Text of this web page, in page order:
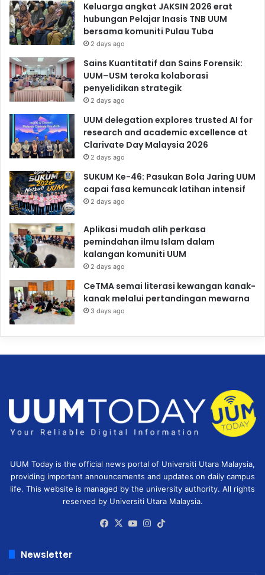
Keluarga angkat JAKSIN 2026 erat
hubungan Pelajar Inasis TNB UUM
bersama komuniti Pulau Tuba
2 days ago
Sains Kuantitatif dan Sains Forensik:
UUM–USM teroka kolaborasi
penyelidikan strategik
2 days ago
UUM delegation explores trusted AI for
research and academic excellence at
Clarivate Day Malaysia 2026
2 days ago
SUKUM Ke-46: Pasukan Bola Jaring UUM
capai fasa kemuncak latihan intensif
2 days ago
Aplikasi mudah alih perkasa
pemindahan ilmu Islam dalam
kalangan komuniti UUM
2 days ago
CeTMA semai literasi kewangan kanak-
kanak melalui pertandingan mewarna
3 days ago
UUM Today is the official news portal of Universiti Utara Malaysia,
providing important announcements and updates on daily campus
life. This website is managed by the university authority. All rights
reserved by Universiti Utara Malaysia.
Facebook
X YouTubeInstagram
Newsletter